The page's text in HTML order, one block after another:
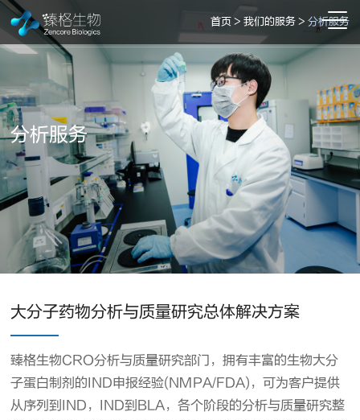
分析服务
首页 > 我们的服务 > 分析服务
大分子药物分析与质量研究总体解决方案
臻格生物CRO分析与质量研究部门，拥有丰富的生物大分
子蛋白制剂的IND申报经验(NMPA/FDA)，可为客户提供
从序列到IND，IND到BLA，各个阶段的分析与质量研究整